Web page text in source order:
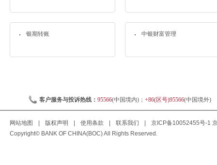
银期转账 中银财富管理
客户服务与投诉热线： 95566(中国境内)； +86(区号)95566(中国境外)
网站地图 版权声明 使用条款 联系我们 京ICP备10052455号-1
Copyright© BANK OF CHINA(BOC) All Rights Reserved.